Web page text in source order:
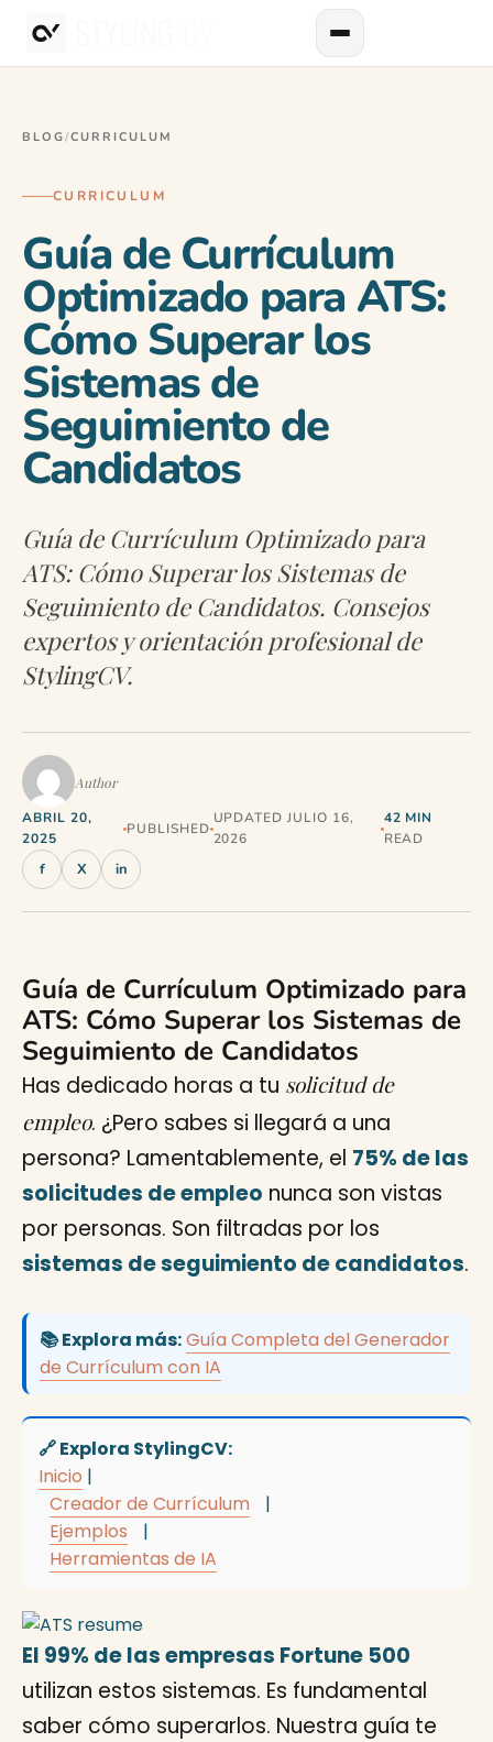
BLOG/CURRICULUM
CURRICULUM
Guía de Currículum
Optimizado para ATS:
Cómo Superar los
Sistemas de
Seguimiento de
Candidatos
Guía de Currículum Optimizado para
ATS: Cómo Superar los Sistemas de
Seguimiento de Candidatos. Consejos
expertos y orientación profesional de
StylingCV.
Author
ABRIL 20,
2025
PUBLISHED
UPDATED JULIO 16,
2026
42 MIN
READ
f X in
Guía de Currículum Optimizado para
ATS: Cómo Superar los Sistemas de
Seguimiento de Candidatos
Has dedicado horas a tu solicitud de
empleo. ¿Pero sabes si llegará a una
persona? Lamentablemente, el 75% de las
solicitudes de empleo nunca son vistas
por personas. Son filtradas por los
sistemas de seguimiento de candidatos.
📚 Explora más:Guía Completa del Generador
de Currículum con IA
🔗 Explora StylingCV:
Inicio |
Creador de Currículum
|
Ejemplos
|
Herramientas de IA
El 99% de las empresas Fortune 500
utilizan estos sistemas. Es fundamental
saber cómo superarlos. Nuestra guía te